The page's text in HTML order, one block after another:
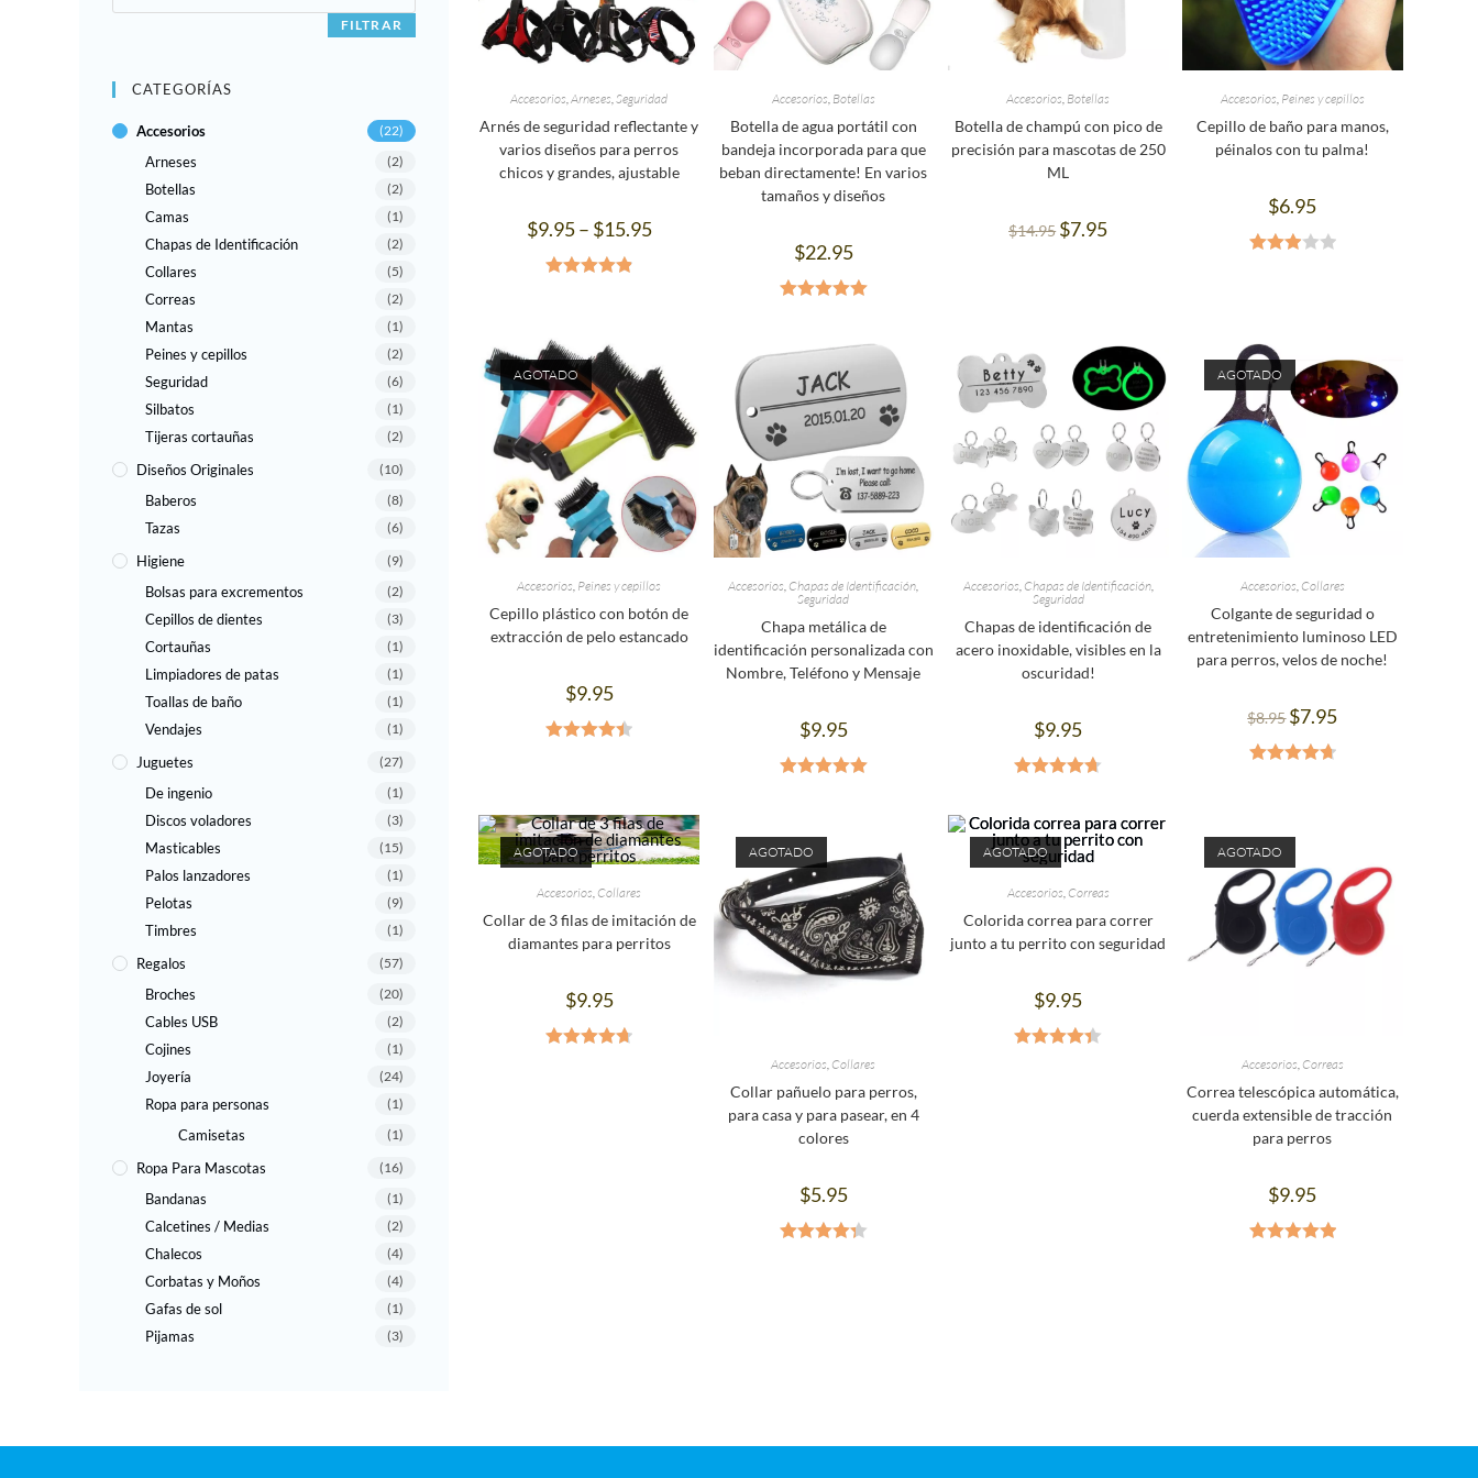
Accesorios ,Arneses ,Seguridad
Arnés de seguridad reflectante y
varios diseños para perros
chicos y grandes, ajustable
$9.95– $15.95
Accesorios Botellas
Botella de agua portátil con
bandeja incorporada para que
beban directamente! En varios
tamaños y diseños
$22.95
Accesorios Botellas
Botella de champú con pico de
precisión para mascotas de 250
ML
$14.95 $7.95
Accesorios Peines y cepillos
Cepillo de baño para manos,
péinalos con tu palma!
$6.95
5
AGOTADO
Accesorios, Peines y cepillos
Cepillo plástico con botón de
extracción de pelo estancado
$9.95
Accesorios, Chapas de Identificación,
Seguridad
Chapa metálica de
identificación personalizada con
Nombre, Teléfono y Mensaje
$9.95
Accesorios, Chapas de Identificación,
Seguridad
Chapas de identificación de
acero inoxidable, visibles en la
oscuridad!
$9.95
en
5
AGOTADO
Accesorios, Collares
Colgante de seguridad o
entretenimiento luminoso LED
para perros, velos de noche!
$8.95 $7.95
AGOTADO
Accesorios, Collares
Collar de 3 filas de imitación de
diamantes para perritos
$9.95
AGOTADO
Accesorios Collares
Collar pañuelo para perros,
para casa y para pasear, en 4
colores
$5.95
AGOTADO
Accesorios, Correas
Colorida correa para correr
junto a tu perrito con seguridad
$9.95
AGOTADO
Accesorios Correas
Correa telescópica automática,
cuerda extensible de tracción
para perros
$9.95
máximo
FILTRAR
CATEGORÍAS
Accesorios (22)
Arneses (2)
Botellas (2)
Camas (1)
Chapas de Identificación (2)
Collares (5)
Correas (2)
Mantas (1)
Peines y cepillos (2)
Seguridad (6)
Silbatos (1)
Tijeras cortauñas (2)
Diseños Originales (10)
Baberos (8)
Tazas (6)
Higiene (9)
Bolsas para excrementos (2)
Cepillos de dientes (3)
Cortauñas (1)
Limpiadores de patas (1)
Toallas de baño (1)
Vendajes (1)
Juguetes (27)
De ingenio (1)
Discos voladores (3)
Masticables (15)
Palos lanzadores (1)
Pelotas (9)
Timbres (1)
Regalos (57)
Broches (20)
Cables USB (2)
Cojines (1)
Joyería (24)
Ropa para personas (1)
Camisetas (1)
Ropa Para Mascotas (16)
Bandanas (1)
Calcetines / Medias (2)
Chalecos (4)
Corbatas y Moños (4)
Gafas de sol (1)
Pijamas (3)